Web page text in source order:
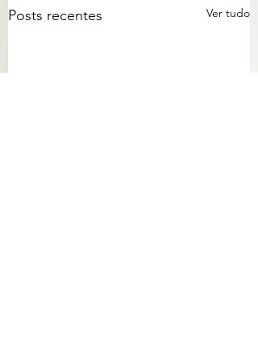
Posts recentes Ver tudo